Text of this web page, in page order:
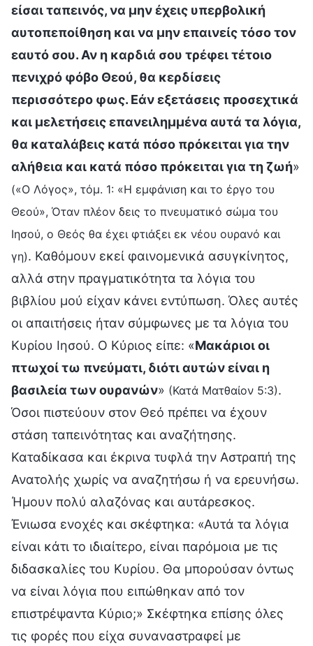
είσαι ταπεινός, να μην έχεις υπερβολική
αυτοπεποίθηση και να μην επαινείς τόσο τον
εαυτό σου. Αν η καρδιά σου τρέφει τέτοιο
πενιχρό φόβο Θεού, θα κερδίσεις
περισσότερο φως. Εάν εξετάσεις προσεχτικά
και μελετήσεις επανειλημμένα αυτά τα λόγια,
θα καταλάβεις κατά πόσο πρόκειται για την
αλήθεια και κατά πόσο πρόκειται για τη ζωή»
(«Ο Λόγος», τόμ. 1: «Η εμφάνιση και το έργο του
Θεού», Όταν πλέον δεις το πνευματικό σώμα του
Ιησού, ο Θεός θα έχει φτιάξει εκ νέου ουρανό και
γη). Καθόμουν εκεί φαινομενικά ασυγκίνητος,
αλλά στην πραγματικότητα τα λόγια του
βιβλίου μού είχαν κάνει εντύπωση. Όλες αυτές
οι απαιτήσεις ήταν σύμφωνες με τα λόγια του
Κυρίου Ιησού. Ο Κύριος είπε: «Μακάριοι οι
πτωχοί τω πνεύματι, διότι αυτών είναι η
βασιλεία των ουρανών» (Κατά Ματθαίον 5:3).
Όσοι πιστεύουν στον Θεό πρέπει να έχουν
στάση ταπεινότητας και αναζήτησης.
Καταδίκασα και έκρινα τυφλά την Αστραπή της
Ανατολής χωρίς να αναζητήσω ή να ερευνήσω.
Ήμουν πολύ αλαζόνας και αυτάρεσκος.
Ένιωσα ενοχές και σκέφτηκα: «Αυτά τα λόγια
είναι κάτι το ιδιαίτερο, είναι παρόμοια με τις
διδασκαλίες του Κυρίου. Θα μπορούσαν όντως
να είναι λόγια που ειπώθηκαν από τον
επιστρέψαντα Κύριο;» Σκέφτηκα επίσης όλες
τις φορές που είχα συναναστραφεί με